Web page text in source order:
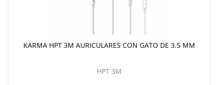
KARMA HPT 3M AURICULARES CON GATO DE 3.5 MM
HPT 3M